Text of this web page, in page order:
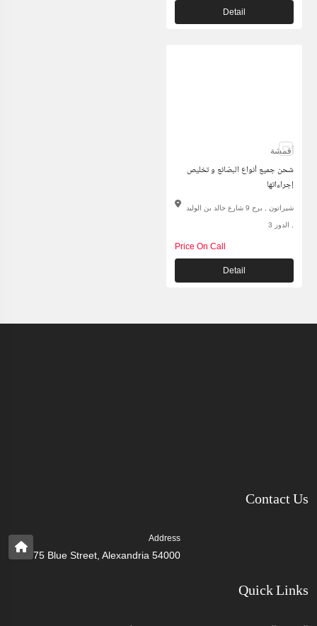
Detail
أقمشة
شحن جميع أنواع البضائع و تخليص
إجراءاتها
شيراتون , برج 9 شارع خالد بن الوليد
, الدور 3
Price On Call
Detail
Contact Us
Address
75 Blue Street, Alexandria 54000
Quick Links